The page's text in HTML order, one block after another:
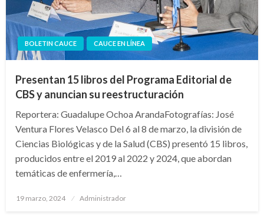
BOLETIN CAUCE CAUCE EN LÍNEA
Presentan 15 libros del Programa Editorial de
CBS y anuncian su reestructuración
Reportera: Guadalupe Ochoa ArandaFotografías: José
Ventura Flores Velasco Del 6 al 8 de marzo, la división de
Ciencias Biológicas y de la Salud (CBS) presentó 15 libros,
producidos entre el 2019 al 2022 y 2024, que abordan
temáticas de enfermería,…
Publicado
19 marzo, 2024 Administrador